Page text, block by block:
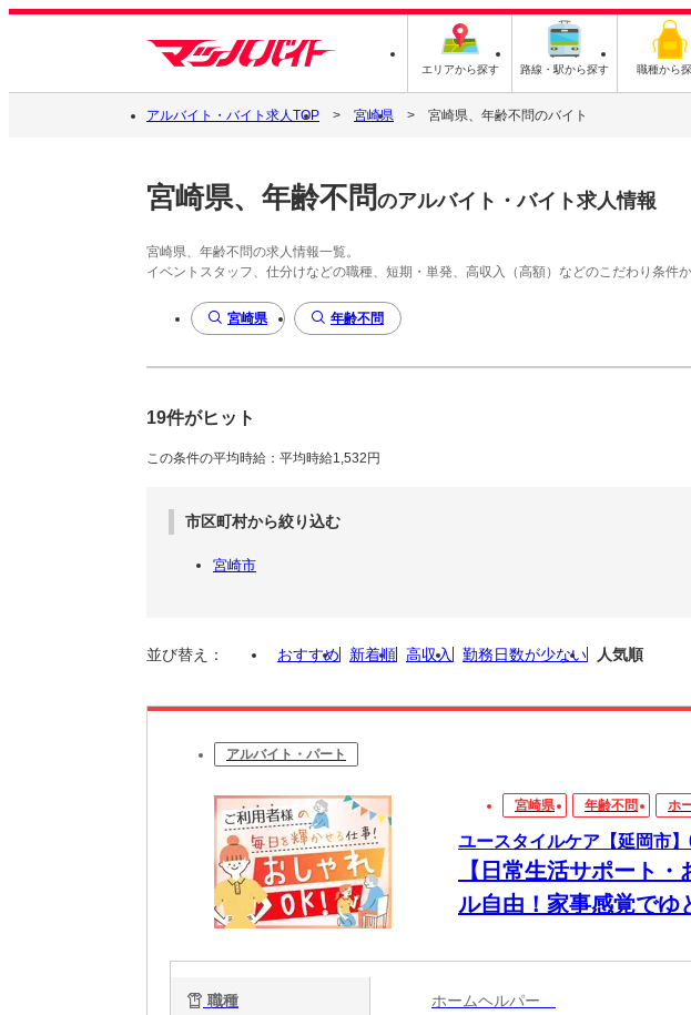
エリアから探す 路線・駅から探す 職種から
アルバイト・バイト求人TOP 宮崎県 宮崎県、年齢不問のバイト
宮崎県、年齢不問のアルバイト・バイト求人情報
宮崎県、年齢不問の求人情報一覧。
イベントスタッフ、仕分けなどの職種、短期・単発、高収入（高額）などのこだわり条件
宮崎県 年齢不問
19件がヒット
この条件の平均時給：平均時給1,532円
市区町村から絞り込む
宮崎市
並び替え： おすすめ 新着順 高収入 勤務日数が少ない 人気順
アルバイト・パート
宮崎県 年齢不問 ホ
ユースタイルケア【延岡市
【日常生活サポート
ル自由！家事感覚で
職種 ホームヘルパー